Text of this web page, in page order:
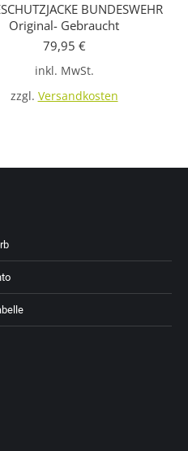
weist
auf
werden
BUNDESWEHR
Original- Gebraucht
79,95 €
inkl. MwSt.
zzgl. Versandkosten